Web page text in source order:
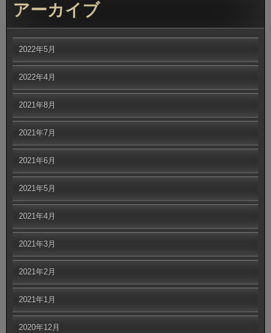
アーカイブ
2022年5月
2022年4月
2021年8月
2021年7月
2021年6月
2021年5月
2021年4月
2021年3月
2021年2月
2021年1月
2020年12月